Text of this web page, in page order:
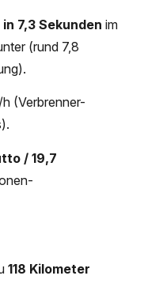
7,3 Sekunden im
(rund 7,8
(Verbrenner-
/ 19,7
118 Kilometer